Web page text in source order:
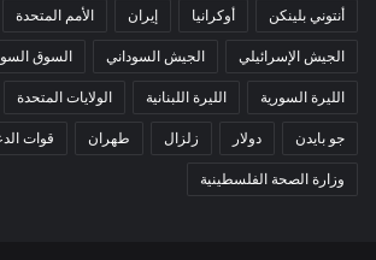
أنتوني بلينكن أوكرانيا إيران الأمم المتحدة
الجيش الإسرائيلي الجيش السوداني السوق
الليرة السورية الليرة اللبنانية الولايات المتحدة
جو بايدن دولار زلزال طهران قوات
وزارة الصحة الفلسطينية